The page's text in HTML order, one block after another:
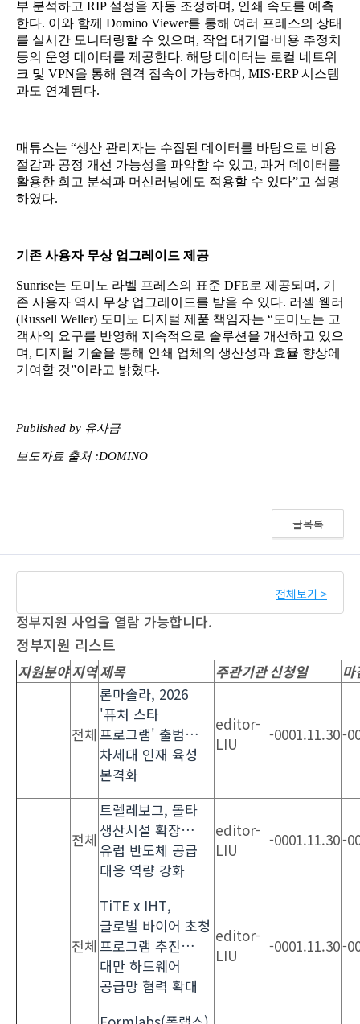
글목록
전체보기 >
정부지원 사업을 열람 가능합니다.
정부지원 리스트
지원분야지역제목 주관기관 신청일 마
전체
론마솔라, 2026
'퓨처 스타
프로그램' 출범…
차세대 인재 육성
본격화
editor-
LIU
-0001.11.30-
전체
트렐레보그, 몰타
생산시설 확장…
유럽 반도체 공급
대응 역량 강화
editor-
LIU
-0001.11.30-
전체
TiTE x IHT,
글로벌 바이어 초청
프로그램 추진…
대만 하드웨어
공급망 협력 확대
editor-
LIU
-0001.11.30-